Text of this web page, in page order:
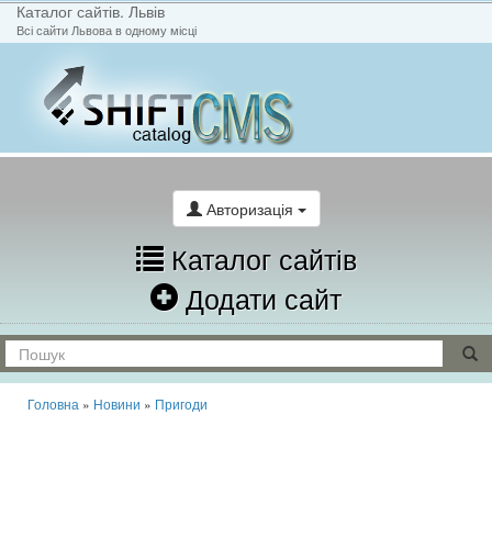
Каталог сайтів. Львів
Всі сайти Львова в одному місці
Авторизація
Каталог сайтів
Додати сайт
Головна » Новини » Пригоди